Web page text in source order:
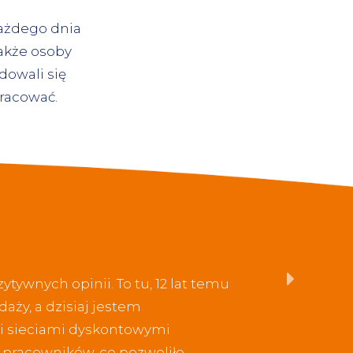
dnia
osoby
się
opinii. To tu, 12 lat temu
a dzisiaj jestem
sieciami dyskontowymi